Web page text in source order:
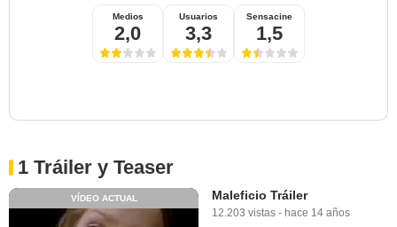
Medios
2,0
Usuarios
3,3
Sensacine
1,5
1 Tráiler y Teaser
VÍDEO ACTUAL Maleficio Tráiler
12.203 vistas - hace 14 años